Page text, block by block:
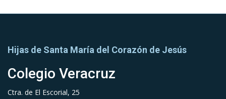
Hijas de Santa María del Corazón de Jesús
Colegio Veracruz
Ctra. de El Escorial, 25